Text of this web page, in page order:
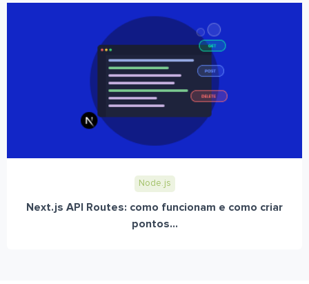
Node.js
Next.js API Routes: como funcionam e como criar
pontos...